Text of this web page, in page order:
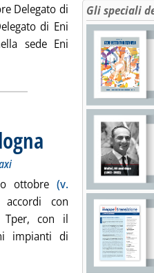
Delegato di
di Eni
sede Eni
ondoso su "scala
. Sottotitolo: Produzione da
. Pubblicata venerdì 19 aprile
ottobre (v.
con
Tper, con il
impianti di
Hera “chiude il cerchio” a
Gli speciali